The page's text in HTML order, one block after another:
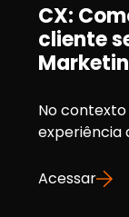
CX:
cliente
No contexto
experiência
Acessar